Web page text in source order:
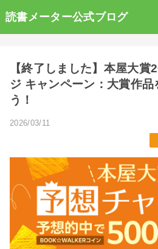
読書メーター公式ブログ
【終了しました】本屋大賞
ジ キャンペーン：大賞作品
う！
2026/03/11